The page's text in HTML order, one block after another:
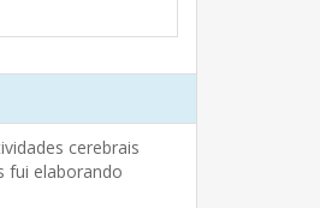
cerebrais
fui elaborando